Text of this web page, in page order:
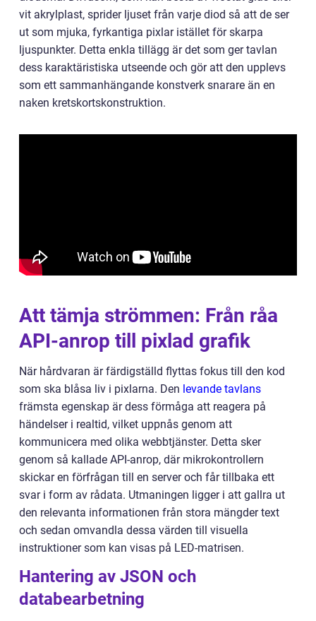
vit akrylplast, sprider ljuset från varje diod så att de ser
ut som mjuka, fyrkantiga pixlar istället för skarpa
ljuspunkter. Detta enkla tillägg är det som ger tavlan
dess karaktäristiska utseende och gör att den upplevs
som ett sammanhängande konstverk snarare än en
naken kretskortskonstruktion.
Att tämja strömmen: Från råa
API-anrop till pixlad grafik
När hårdvaran är färdigställd flyttas fokus till den kod
som ska blåsa liv i pixlarna. Den levande tavlans
främsta egenskap är dess förmåga att reagera på
händelser i realtid, vilket uppnås genom att
kommunicera med olika webbtjänster. Detta sker
genom så kallade API-anrop, där mikrokontrollern
skickar en förfrågan till en server och får tillbaka ett
svar i form av rådata. Utmaningen ligger i att gallra ut
den relevanta informationen från stora mängder text
och sedan omvandla dessa värden till visuella
instruktioner som kan visas på LED-matrisen.
Hantering av JSON och
databearbetning